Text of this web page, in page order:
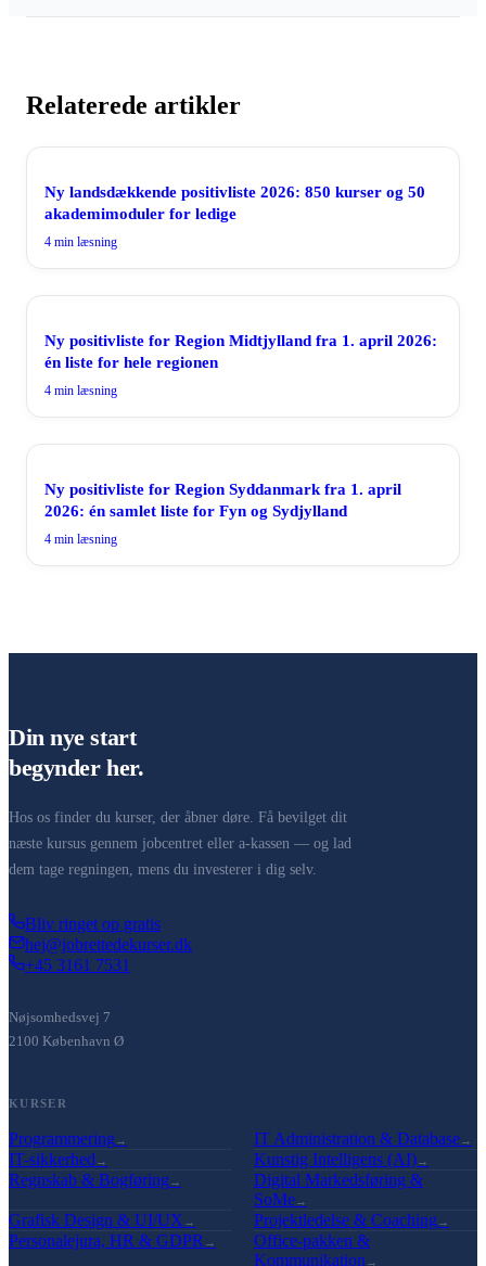
Relaterede artikler
Ny landsdækkende positivliste 2026: 850 kurser og 50
akademimoduler for ledige
4 min læsning
Ny positivliste for Region Midtjylland fra 1. april 2026:
én liste for hele regionen
4 min læsning
Ny positivliste for Region Syddanmark fra 1. april
2026: én samlet liste for Fyn og Sydjylland
4 min læsning
Din nye start
begynder her.
Hos os finder du kurser, der åbner døre. Få bevilget dit
næste kursus gennem jobcentret eller a-kassen — og lad
dem tage regningen, mens du investerer i dig selv.
Bliv ringet op gratis
hej@jobrettedekurser.dk
+45 3161 7531
Nøjsomhedsvej 7
2100 København Ø
KURSER
Programmering → IT Administration & Database→
IT-sikkerhed → Kunstig Intelligens (AI)→
Regnskab & Bogføring →
Digital Markedsføring &
SoMe→
Grafisk Design & UI/UX → Projektledelse & Coaching →
Personalejura, HR & GDPR →
Office-pakken &
Kommunikation →